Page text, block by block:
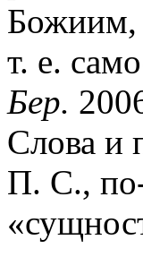
Божиим,
т. е.
Бер.
Слова и
П. С., по-